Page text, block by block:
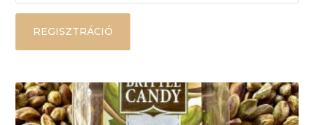
REGISZTRÁCIÓ